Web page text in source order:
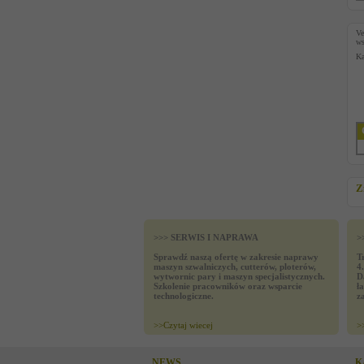
>>> SERWIS I NAPRAWA
Sprawdź naszą ofertę w zakresie naprawy
maszyn szwalniczych, cutterów, ploterów,
wytwornic pary i maszyn specjalistycznych.
Szkolenie pracowników oraz wsparcie
technologiczne.
>>Czytaj wiecej